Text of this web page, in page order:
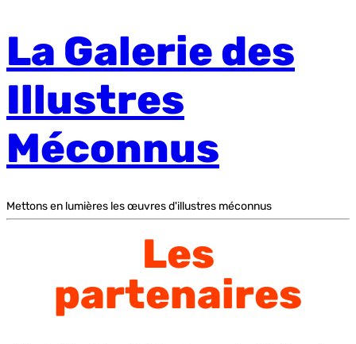
La Galerie des
Illustres
Méconnus
Mettons en lumières les œuvres d'illustres méconnus
Les
partenaires